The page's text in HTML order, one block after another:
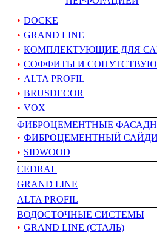
DOCKE
GRAND LINE
КОМПЛЕКТУЮЩИЕ ДЛЯ
СОФФИТЫ И
ALTA PROFIL
BRUSDECOR
VOX
ФИБРОЦЕМЕНТНЫЕ
ФИБРОЦЕМЕНТНЫЙ
SIDWOOD
CEDRAL
GRAND LINE
АLTA PROFIL
ВОДОСТОЧНЫЕ СИСТЕМЫ
GRAND LINE (СТАЛЬ)